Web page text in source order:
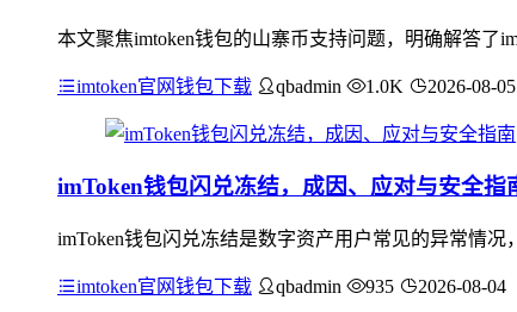
本文聚焦imtoken钱包的山寨币支持问题，明确解答了
imtoken官网钱包下载 qbadmin 1.0K 2026-08-05
imToken钱包闪兑冻结，成因、应对与安全指
imToken钱包闪兑冻结是数字资产用户常见的异常情
imtoken官网钱包下载 qbadmin 935 2026-08-04